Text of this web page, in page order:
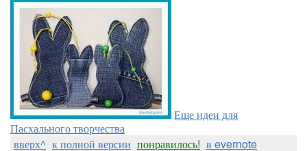
Еще идеи для
Пасхального творчества
вверх^ к полной версии понравилось! в evernote